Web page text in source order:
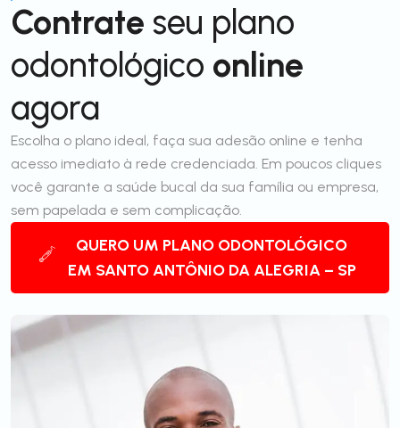
Contrate seu plano
odontológico online
agora
Escolha o plano ideal, faça sua adesão online e tenha
acesso imediato à rede credenciada. Em poucos cliques
você garante a saúde bucal da sua família ou empresa,
sem papelada e sem complicação.
QUERO UM PLANO ODONTOLÓGICO
EM SANTO ANTÔNIO DA ALEGRIA – SP